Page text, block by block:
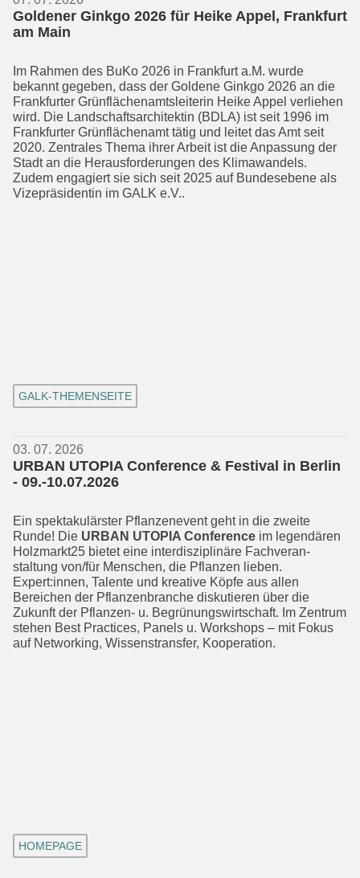
Goldener Ginkgo 2026 für Heike Appel, Frankfurt
am Main
Im Rahmen des BuKo 2026 in Frankfurt a.M. wurde
bekannt gegeben, dass der Goldene Ginkgo 2026 an die
Frankfurter Grünflächen­amts­leiterin Heike Appel verliehen
wird. Die Landschaftsarchi­tek­tin (BDLA) ist seit 1996 im
Frankfurter Grünflächenamt tätig und leitet das Amt seit
2020. Zentrales Thema ihrer Arbeit ist die Anpassung der
Stadt an die Heraus­forderungen des Klimawandels.
Zudem engagiert sie sich seit 2025 auf Bundes­ebene als
Vizepräsidentin im GALK e.V..
GALK-THEMENSEITE
03. 07. 2026
URBAN UTOPIA Conference & Festival in Berlin
- 09.-10.07.2026
Ein spektakulärster Pflanzenevent geht in die zweite
Runde! Die URBAN UTOPIA Conference im legendären
Holzmarkt25 bietet eine interdisziplinäre Fachveran­
staltung von/für Menschen, die Pflan­zen lieben.
Expert:innen, Talente und kreative Köpfe aus allen
Bereichen der Pflanzen­branche diskutieren über die
Zukunft der Pflanzen- u. Begrünungswirt­schaft. Im Zentrum
stehen Best Practices, Panels u. Workshops – mit Fokus
auf Net­working, Wissenstransfer, Kooperation.
HOMEPAGE